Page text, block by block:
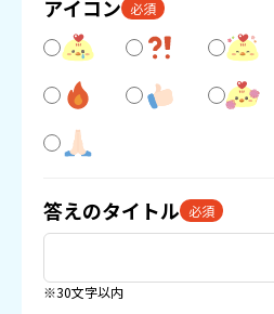
アイコン 必須
答えのタイトル 必須
※30文字以内